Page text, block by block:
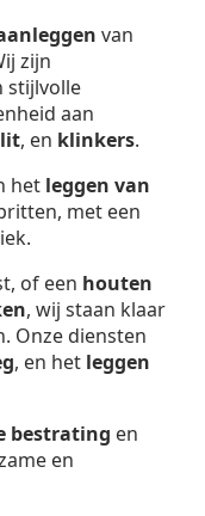
van
zijn
stijlvolle
aan
, en klinkers.
het leggen van
met een
of een houten
, wij staan klaar
Onze diensten
, en het leggen
bestrating en
en